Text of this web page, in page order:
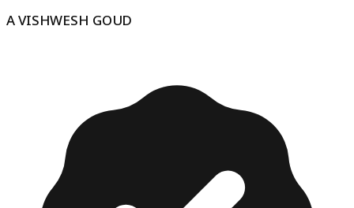
A VISHWESH GOUD